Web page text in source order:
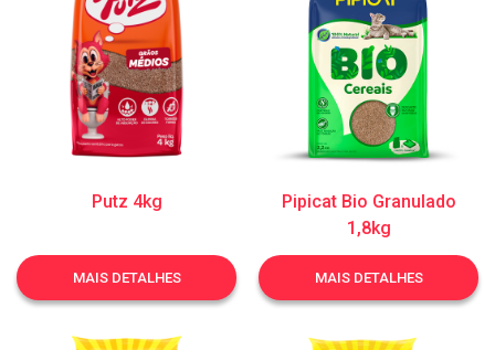
Putz 4kg
MAIS DETALHES
Pipicat Bio Granulado
1,8kg
MAIS DETALHES